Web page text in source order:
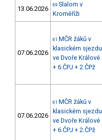
13.06.2026 69 Slalom v
Kroměříži
07.06.2026
61 MČR žáků v
klasickém sjezdu
ve Dvoře Králové
+ 6.ČPJ + 2.ČPž
07.06.2026
61 MČR žáků v
klasickém sjezdu
ve Dvoře Králové
+ 6.ČPJ + 2.ČPž